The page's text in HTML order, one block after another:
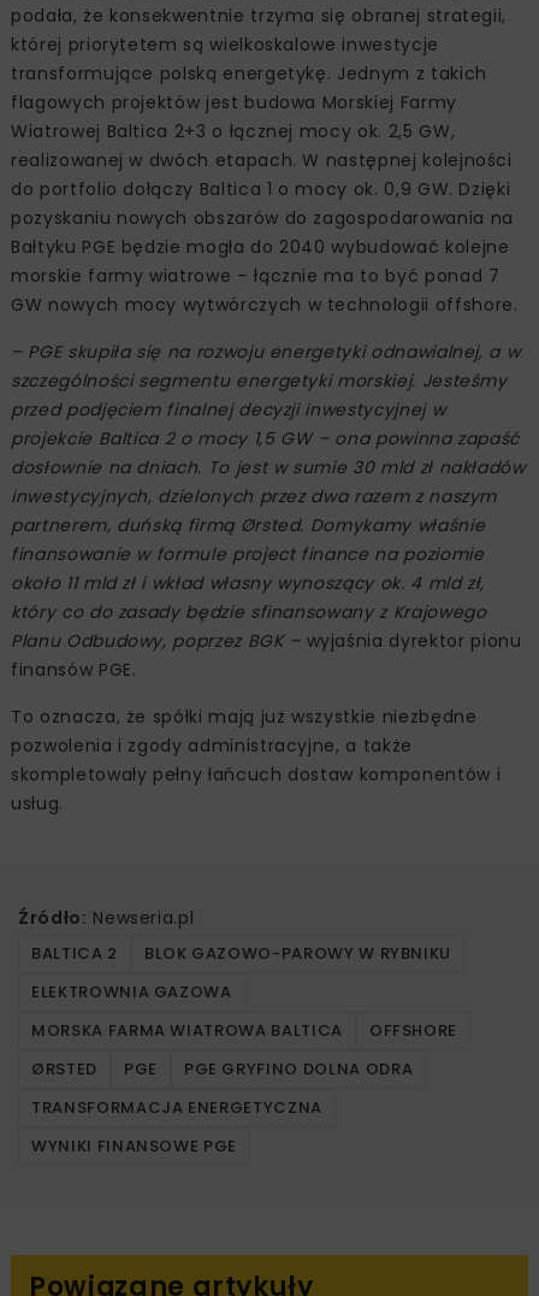
podała, że konsekwentnie trzyma się obranej strategii,
której priorytetem są wielkoskalowe inwestycje
transformujące polską energetykę. Jednym z takich
flagowych projektów jest budowa Morskiej Farmy
Wiatrowej Baltica 2+3 o łącznej mocy ok. 2,5 GW,
realizowanej w dwóch etapach. W następnej kolejności
do portfolio dołączy Baltica 1 o mocy ok. 0,9 GW. Dzięki
pozyskaniu nowych obszarów do zagospodarowania na
Bałtyku PGE będzie mogła do 2040 wybudować kolejne
morskie farmy wiatrowe – łącznie ma to być ponad 7
GW nowych mocy wytwórczych w technologii offshore.
– PGE skupiła się na rozwoju energetyki odnawialnej, a w
szczególności segmentu energetyki morskiej. Jesteśmy
przed podjęciem finalnej decyzji inwestycyjnej w
projekcie Baltica 2 o mocy 1,5 GW – ona powinna zapaść
dosłownie na dniach. To jest w sumie 30 mld zł nakładów
inwestycyjnych, dzielonych przez dwa razem z naszym
partnerem, duńską firmą Ørsted. Domykamy właśnie
finansowanie w formule project finance na poziomie
około 11 mld zł i wkład własny wynoszący ok. 4 mld zł,
który co do zasady będzie sfinansowany z Krajowego
Planu Odbudowy, poprzez BGK –wyjaśnia dyrektor pionu
finansów PGE.
To oznacza, że spółki mają już wszystkie niezbędne
pozwolenia i zgody administracyjne, a także
skompletowały pełny łańcuch dostaw komponentów i
usług.
Źródło: Newseria.pl
BALTICA 2
BLOK GAZOWO-PAROWY W RYBNIKU
ELEKTROWNIA GAZOWA
MORSKA FARMA WIATROWA BALTICA
OFFSHORE
ØRSTED
PGE
PGE GRYFINO DOLNA ODRA
TRANSFORMACJA ENERGETYCZNA
WYNIKI FINANSOWE PGE
Powiązane artykuły